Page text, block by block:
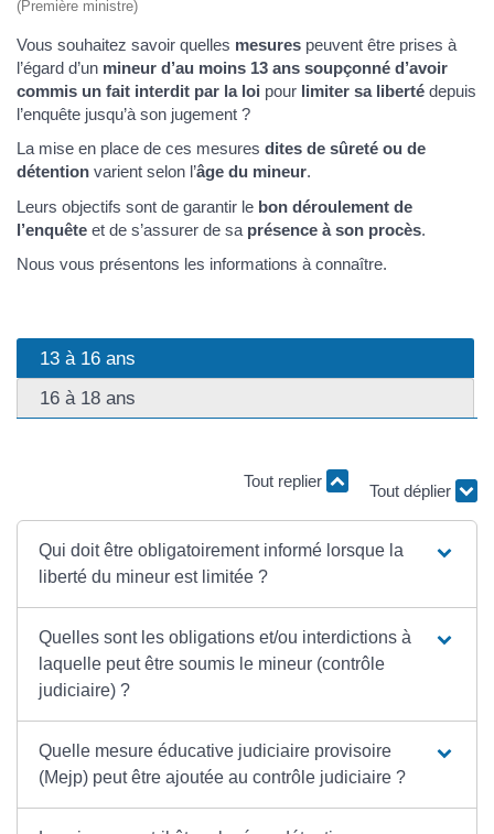
(Première ministre)
Vous souhaitez savoir quelles mesures peuvent être prises à
l’égard d’un mineur d’au moins 13 ans soupçonné d’avoir
commis un fait interdit par la loi pour limiter sa liberté depuis
l’enquête jusqu’à son jugement ?
La mise en place de ces mesures dites de sûreté ou de
détention varient selon l’âge du mineur.
Leurs objectifs sont de garantir le bon déroulement de
l’enquête et de s’assurer de sa présence à son procès.
Nous vous présentons les informations à connaître.
13 à 16 ans
16 à 18 ans
Tout replier
Tout déplier
Qui doit être obligatoirement informé lorsque la
liberté du mineur est limitée ?
Quelles sont les obligations et/ou interdictions à
laquelle peut être soumis le mineur (contrôle
judiciaire) ?
Quelle mesure éducative judiciaire provisoire
(Mejp) peut être ajoutée au contrôle judiciaire ?